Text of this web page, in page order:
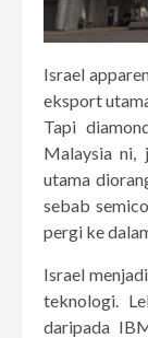
Israel
eksport
Tapi
Malaysia ni,
utama
sebab
pergi ke
Israel
teknologi.
daripada